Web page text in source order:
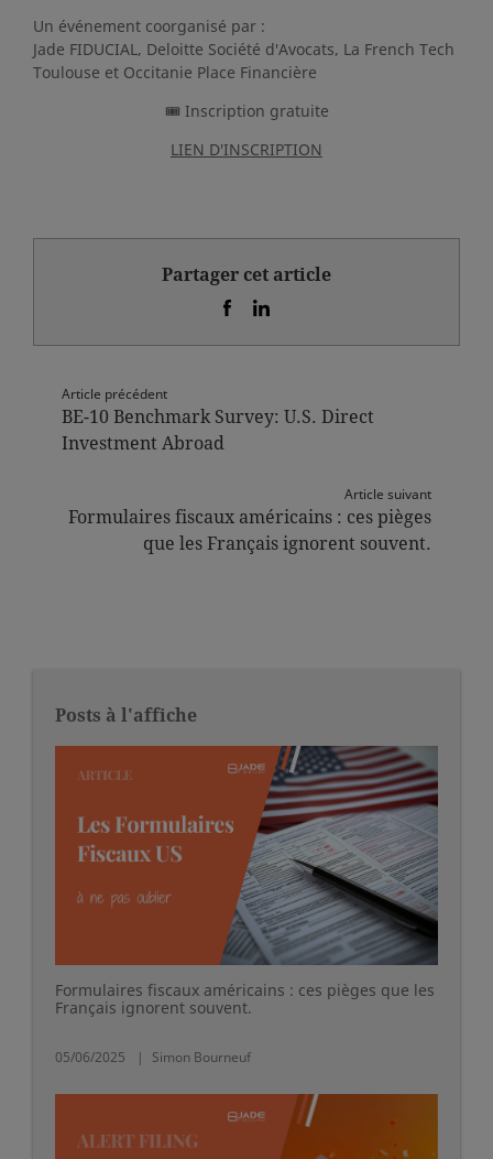
Un événement coorganisé par :
Jade FIDUCIAL, Deloitte Société d'Avocats, La French Tech
Toulouse et Occitanie Place Financière
🎟️ Inscription gratuite
LIEN D'INSCRIPTION
Partager cet article
Article précédent
BE-10 Benchmark Survey: U.S. Direct
Investment Abroad
Article suivant
Formulaires fiscaux américains : ces pièges
que les Français ignorent souvent.
Posts à l'affiche
Formulaires fiscaux américains : ces pièges que les
Français ignorent souvent.
05/06/2025 Simon Bourneuf